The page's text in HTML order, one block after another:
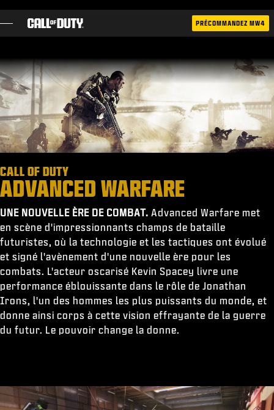
ACTUS
BOUTIQUE
ESPORT
ASSISTANCE
CONNEXION S'INSCRIRE
PRÉCOMMANDEZ MW4
CALL OF DUTY
ADVANCED WARFARE
UNE NOUVELLE ÈRE DE COMBAT. Advanced Warfare met
en scène d'impressionnants champs de bataille
futuristes, où la technologie et les tactiques ont évolué
et signé l'avènement d'une nouvelle ère pour les
combats. L'acteur oscarisé Kevin Spacey livre une
performance éblouissante dans le rôle de Jonathan
Irons, l'un des hommes les plus puissants du monde, et
donne ainsi corps à cette vision effrayante de la guerre
du futur. Le pouvoir change la donne.